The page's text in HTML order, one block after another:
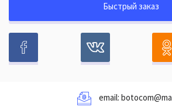
Быстрый заказ
email: